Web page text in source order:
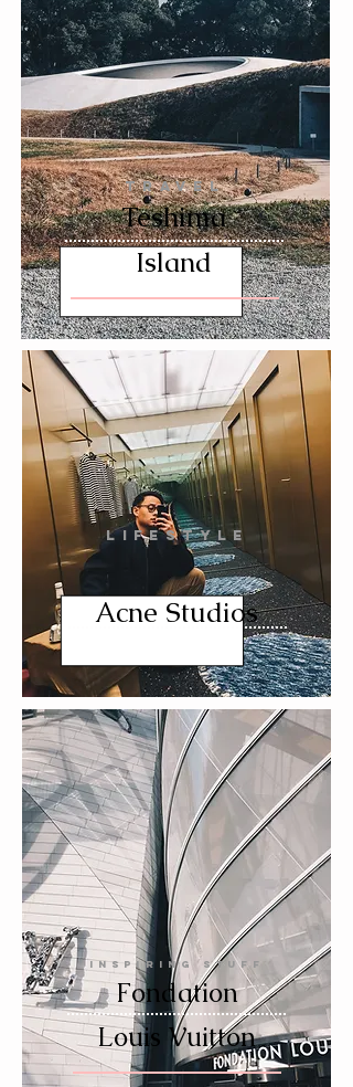
TRAVEL
Teshima
Island
LIFESTYLE
Acne Studios
INSPIRING STUFF
Fondation
Louis Vuitton